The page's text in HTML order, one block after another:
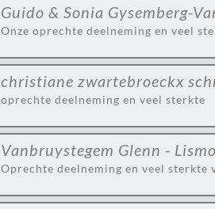
Guido & Sonia Gysemberg-
Onze oprechte deelneming en veel
christiane zwartebroeckx
oprechte deelneming en veel sterkte
Vanbruystegem Glenn -
Oprechte deelneming en veel sterkte